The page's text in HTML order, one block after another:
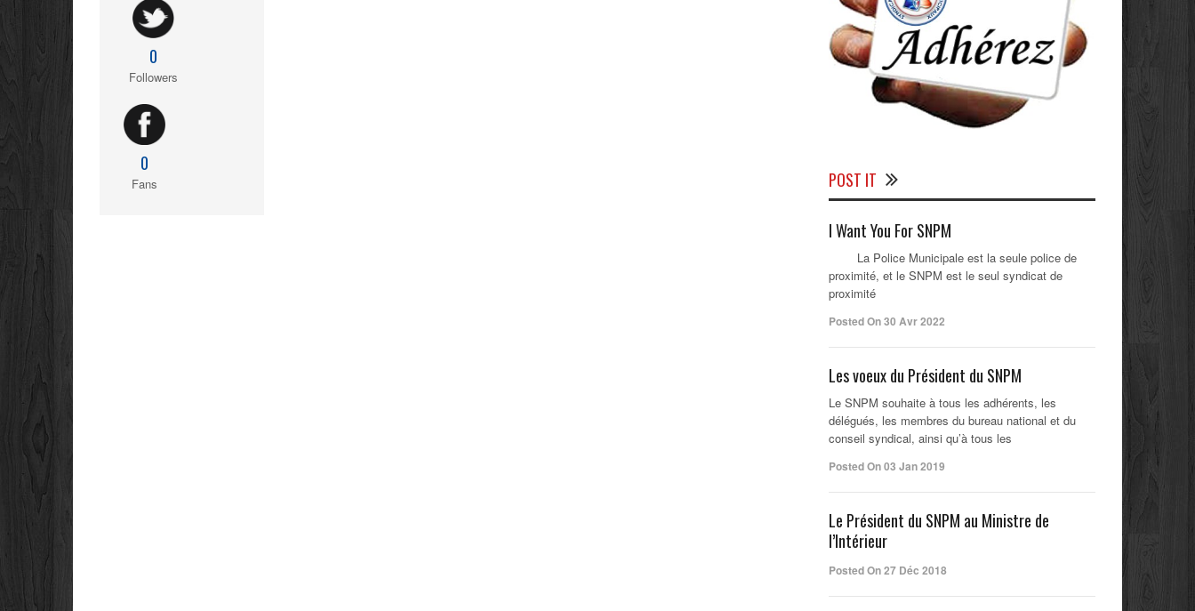
0
Followers
0
Fans POST IT
I Want You For SNPM
La Police Municipale est la seule police de
proximité, et le SNPM est le seul syndicat de
proximité
Posted On 30 Avr 2022
Les voeux du Président du SNPM
Le SNPM souhaite à tous les adhérents, les
délégués, les membres du bureau national et du
conseil syndical, ainsi qu’à tous les
Posted On 03 Jan 2019
Le Président du SNPM au Ministre de
l’Intérieur
Posted On 27 Déc 2018